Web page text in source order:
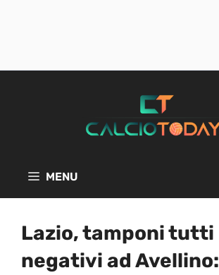
MENU
Lazio, tamponi tutti
negativi ad Avellino: